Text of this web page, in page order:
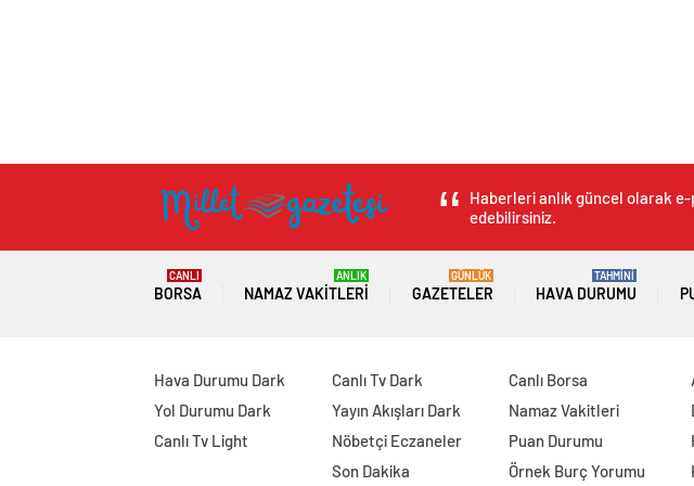
Haberleri anlık güncel olarak
edebilirsiniz.
BORSA
CANLI
NAMAZ VAKITLERI
ANLIK
GAZETELER
GÜNLÜK
HAVA DURUMU
TAHMİNİ
Hava Durumu Dark
Yol Durumu Dark
Canlı Tv Light
Canlı Tv Dark
Yayın Akışları Dark
Nöbetçi Eczaneler
Son Dakika
Canlı Borsa
Namaz Vakitleri
Puan Durumu
Örnek Burç Yorumu